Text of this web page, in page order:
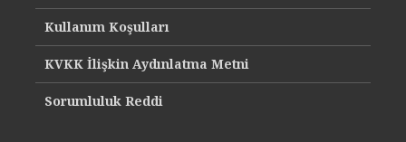
Kullanım Koşulları
KVKK İlişkin Aydınlatma Metni
Sorumluluk Reddi